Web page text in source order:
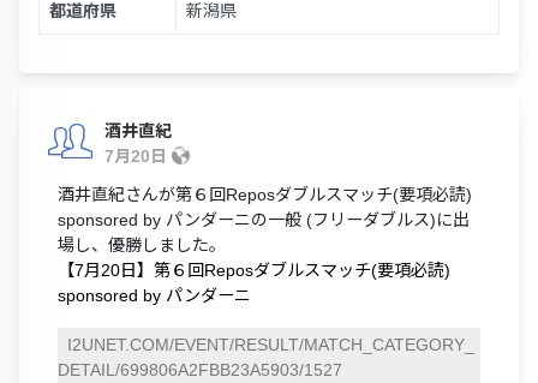
都道府県 新潟県
酒井直紀
7月20日
酒井直紀さんが第６回Reposダブルスマッチ(要項必読)
sponsored by パンダーニの一般 (フリーダブルス)に出
場し、優勝しました。
【7月20日】第６回Reposダブルスマッチ(要項必読)
sponsored by パンダーニ
I2UNET.COM/EVENT/RESULT/MATCH_CATEGORY_
DETAIL/699806A2FBB23A5903/1527